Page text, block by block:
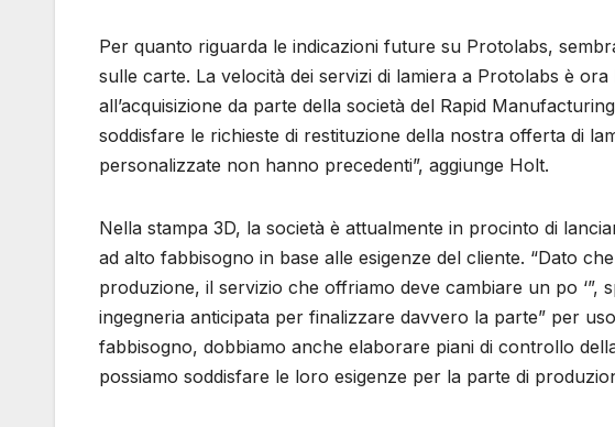
Per quanto riguarda le indicazioni future su Protolabs,
sulle carte. La velocità dei servizi di lamiera a Protolabs è
all’acquisizione da parte della società del Rapid
soddisfare le richieste di restituzione della nostra offerta di
personalizzate non hanno precedenti”, aggiunge Holt.
Nella stampa 3D, la società è attualmente in procinto di
ad alto fabbisogno in base alle esigenze del cliente. “Dato
produzione, il servizio che offriamo deve cambiare un po ‘”,
ingegneria anticipata per finalizzare davvero la parte” per
fabbisogno, dobbiamo anche elaborare piani di controllo
possiamo soddisfare le loro esigenze per la parte di